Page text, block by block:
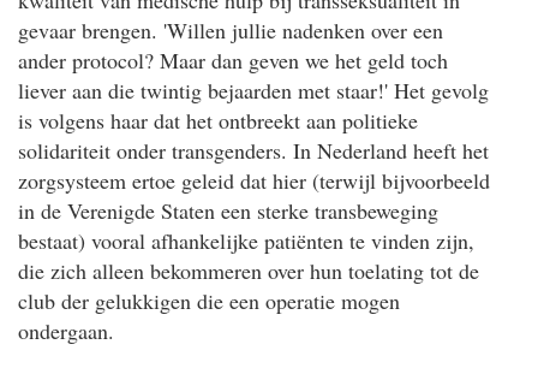
gevaar brengen. 'Willen jullie nadenken over een
ander protocol? Maar dan geven we het geld toch
liever aan die twintig bejaarden met staar!' Het gevolg
is volgens haar dat het ontbreekt aan politieke
solidariteit onder transgenders. In Nederland heeft het
zorgsysteem ertoe geleid dat hier (terwijl bijvoorbeeld
in de Verenigde Staten een sterke transbeweging
bestaat) vooral afhankelijke patiënten te vinden zijn,
die zich alleen bekommeren over hun toelating tot de
club der gelukkigen die een operatie mogen
ondergaan.